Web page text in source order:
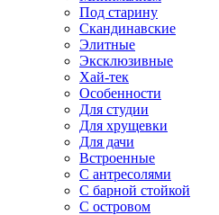
Под старину
Скандинавские
Элитные
Эксклюзивные
Хай-тек
Особенности
Для студии
Для хрущевки
Для дачи
Встроенные
С антресолями
С барной стойкой
С островом